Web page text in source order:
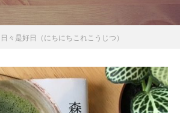
日々是好日（にちにちこれこうじつ）